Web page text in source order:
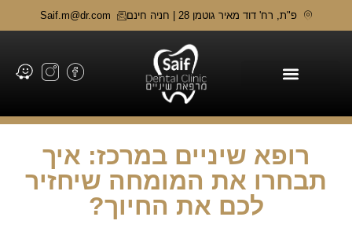
פ"ת, רח' דוד מאיר גוטמן 28 | חניה חינם Saif.m@dr.com
רופא שיניים במרכז: איך
תבחרו את המומחה שיחזיר
לכם את החיוך?